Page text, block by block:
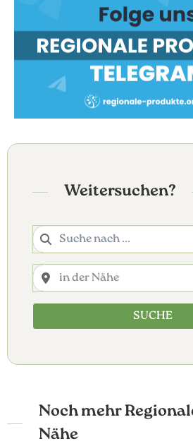
Weitersuchen?
SUCHE
Noch mehr
Nähe